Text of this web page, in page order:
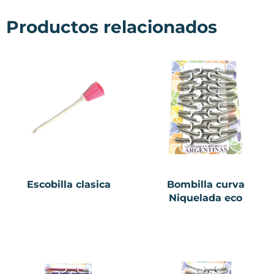
Productos relacionados
Escobilla clasica
Bombilla curva
Niquelada eco